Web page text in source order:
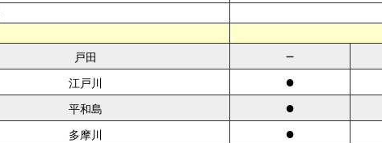
戸田
－
江戸川 ●
平和島 ●
多摩川 ●